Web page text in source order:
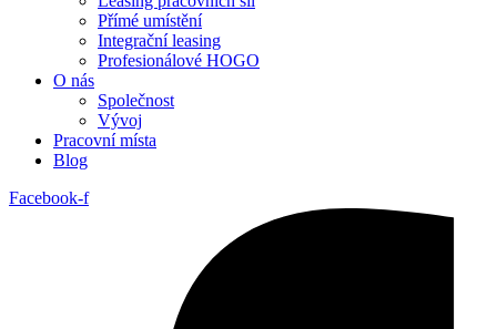
Přímé umístění
Integrační leasing
Profesionálové HOGO
O nás
Společnost
Vývoj
Pracovní místa
Blog
Facebook-f